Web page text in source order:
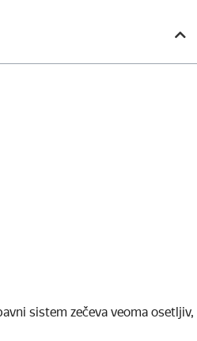
sistem zečeva veoma osetljiv,